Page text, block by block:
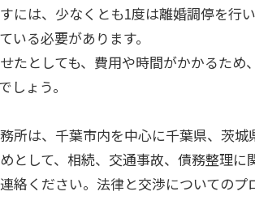
には、少なくとも1度は離婚調停を行
いる必要があります。
たとしても、費用や時間がかかるた
しょう。
所は、千葉市内を中心に千葉県、茨城
として、相続、交通事故、債務整理
絡ください。法律と交渉についての